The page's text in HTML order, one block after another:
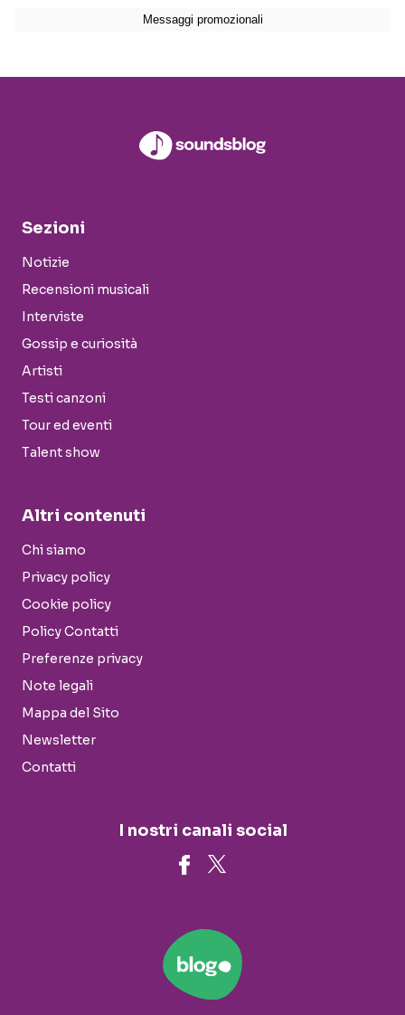
Sezioni
Notizie
Recensioni musicali
Interviste
Gossip e curiosità
Artisti
Testi canzoni
Tour ed eventi
Talent show
Altri contenuti
Chi siamo
Privacy policy
Cookie policy
Policy Contatti
Preferenze privacy
Note legali
Mappa del Sito
Newsletter
Contatti
I nostri canali social